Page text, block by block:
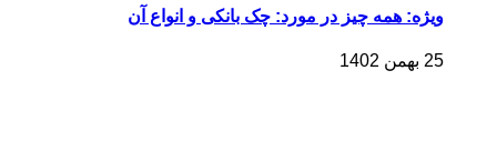
ویژه: همه چیز در مورد: چک بانکی و انواع آن
25 بهمن 1402